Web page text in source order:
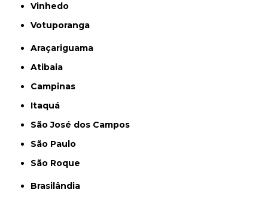
Vinhedo
Votuporanga
Araçariguama
Atibaia
Campinas
Itaquá
São José dos Campos
São Paulo
São Roque
Brasilândia